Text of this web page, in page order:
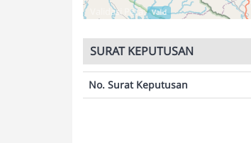
Validasi Peta: Valid
SURAT KEPUTUSAN
No. Surat Keputusan